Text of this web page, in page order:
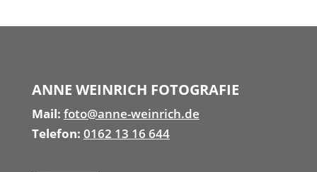
ANNE WEINRICH FOTOGRAFIE
Mail: foto@anne-weinrich.de
Telefon: 0162 13 16 644